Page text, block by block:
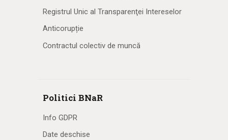
Registrul Unic al Transparenţei Intereselor
Anticorupție
Contractul colectiv de muncă
Politici BNaR
Info GDPR
Date deschise